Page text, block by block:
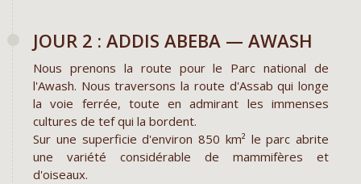
JOUR 2 : ADDIS ABEBA — AWASH
Nous prenons la route pour le Parc national de
l'Awash. Nous traversons la route d'Assab qui longe
la voie ferrée, toute en admirant les immenses
cultures de tef qui la bordent.
Sur une superficie d'environ 850 km² le parc abrite
une variété considérable de mammifères et
d'oiseaux.